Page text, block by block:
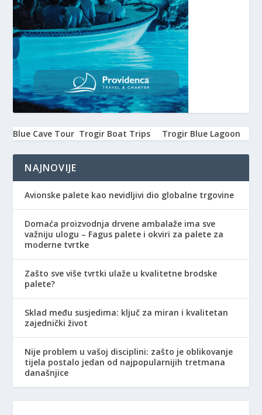
Blue Cave Tour Trogir Boat Trips Trogir Blue Lagoon
NAJNOVIJE
Avionske palete kao nevidljivi dio globalne trgovine
Domaća proizvodnja drvene ambalaže ima sve
važniju ulogu – Fagus palete i okviri za palete za
moderne tvrtke
Zašto sve više tvrtki ulaže u kvalitetne brodske
palete?
Sklad među susjedima: ključ za miran i kvalitetan
zajednički život
Nije problem u vašoj disciplini: zašto je oblikovanje
tijela postalo jedan od najpopularnijih tretmana
današnjice